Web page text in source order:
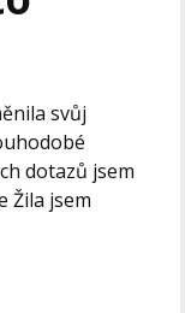
svůj
dotazů jsem
Žila jsem